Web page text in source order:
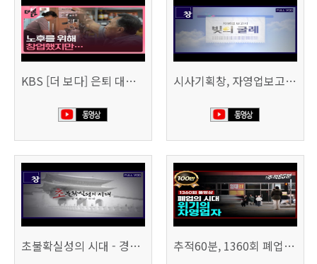
KBS [더 보다] 은퇴 대신 폐업 시사기획창, 자영업보고서 빚의 굴레 507회 (KBS 25.6.10)
초불확실성의 시대 - 경제를 구하라 494회 (KBS 25.2.11) 추적60분, 1360회 폐업의 시대, 위기의 자영업자